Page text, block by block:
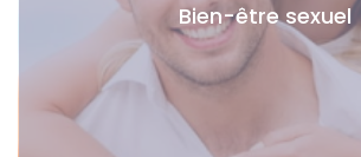
Bien-être sexuel